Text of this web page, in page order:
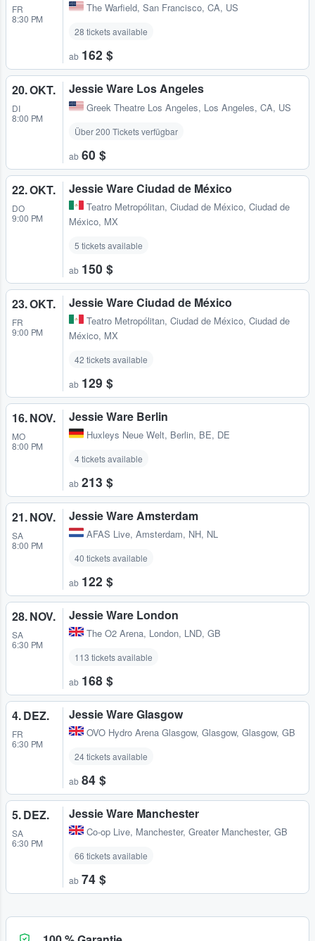
FR
8:30 PM
The Warfield, San Francisco, CA, US
28 tickets available
ab 162 $
20. OKT.
DI
8:00 PM
Jessie Ware Los Angeles
Greek Theatre Los Angeles, Los Angeles, CA, US
Über 200 Tickets verfügbar
ab 60 $
22. OKT.
DO
9:00 PM
Jessie Ware Ciudad de México
Teatro Metropólitan, Ciudad de México, Ciudad de
México, MX
5 tickets available
ab 150 $
23. OKT.
FR
9:00 PM
Jessie Ware Ciudad de México
Teatro Metropólitan, Ciudad de México, Ciudad de
México, MX
42 tickets available
ab 129 $
16. NOV.
MO
8:00 PM
Jessie Ware Berlin
Huxleys Neue Welt, Berlin, BE, DE
4 tickets available
ab 213 $
21. NOV.
SA
8:00 PM
Jessie Ware Amsterdam
AFAS Live, Amsterdam, NH, NL
40 tickets available
ab 122 $
28. NOV.
SA
6:30 PM
Jessie Ware London
The O2 Arena, London, LND, GB
113 tickets available
ab 168 $
4. DEZ.
FR
6:30 PM
Jessie Ware Glasgow
OVO Hydro Arena Glasgow, Glasgow, Glasgow, GB
24 tickets available
ab 84 $
5. DEZ.
SA
6:30 PM
Jessie Ware Manchester
Co-op Live, Manchester, Greater Manchester, GB
66 tickets available
ab 74 $